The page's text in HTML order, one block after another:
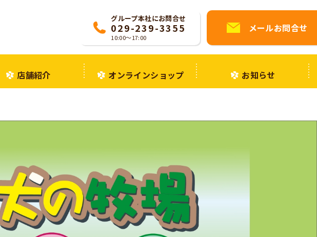
グループ本社にお問合せ
029-239-3355
10:00〜17:00
メールお問合せ
店舗紹介 オンラインショップ お知らせ